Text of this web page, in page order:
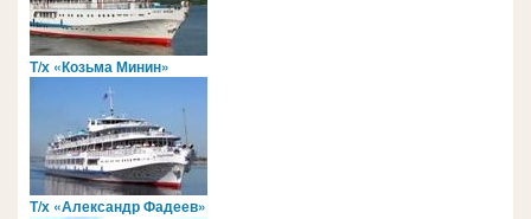
Т/х «Козьма Минин»
Т/х «Александр Фадеев»